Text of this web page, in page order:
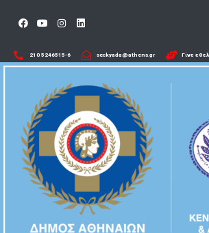
210 5246515-6​ seckyada@athens.gr Γίνε